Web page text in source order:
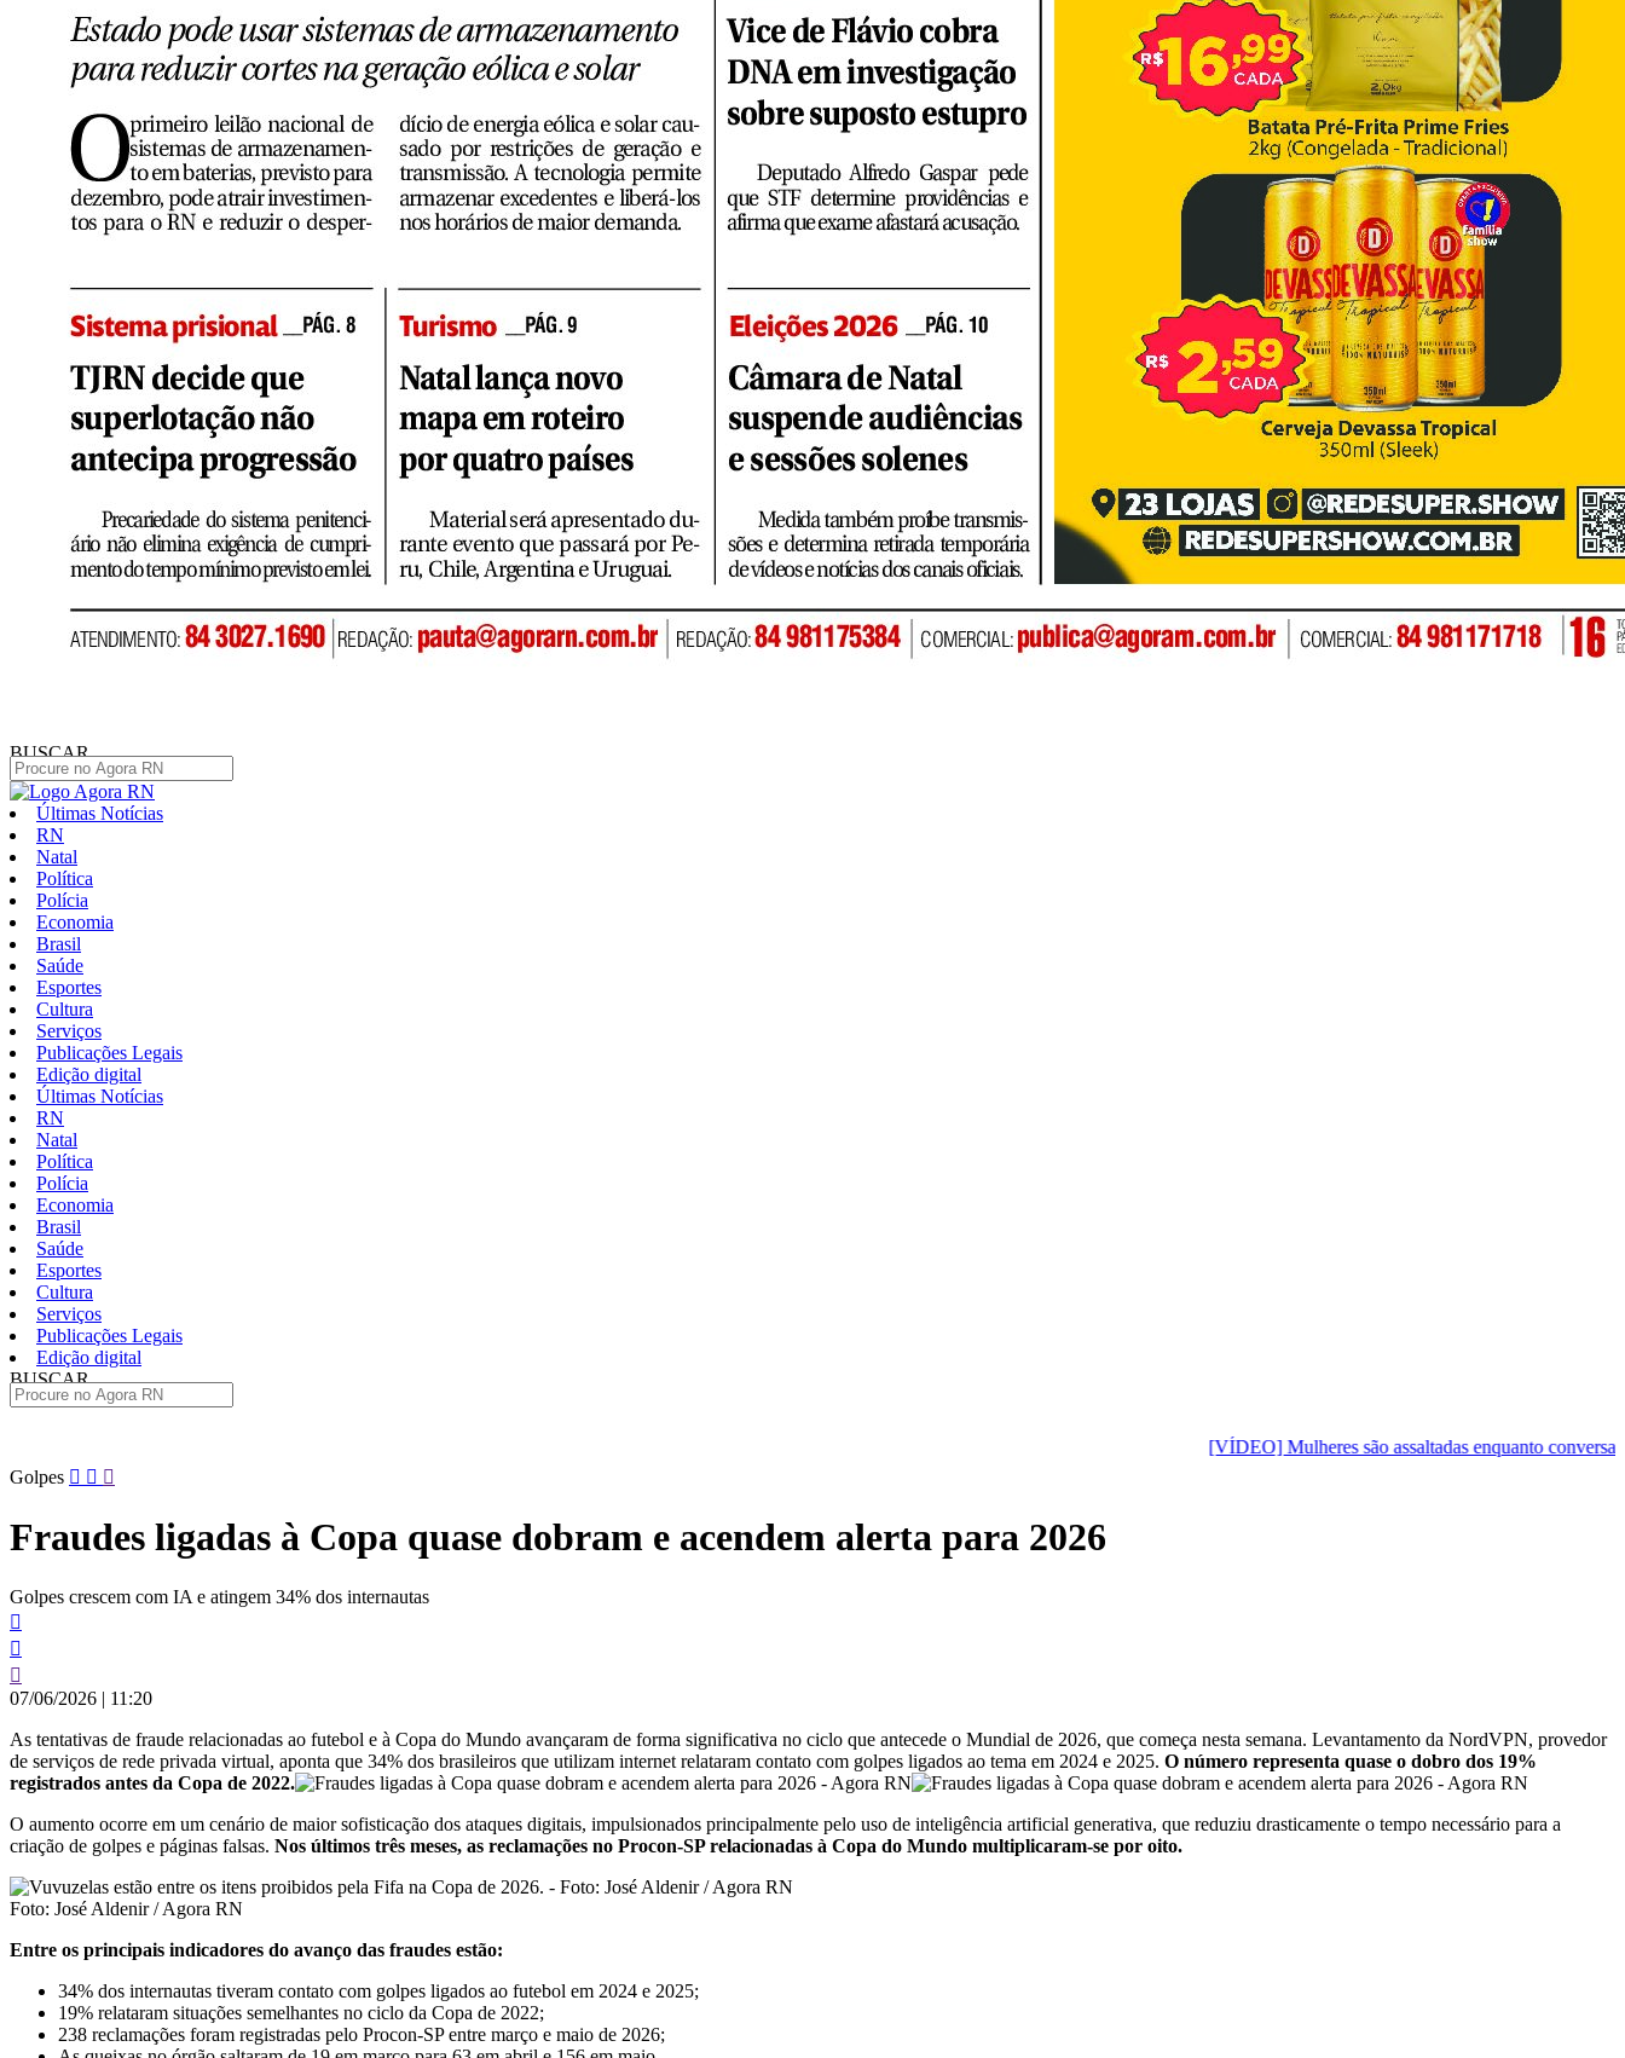
BUSCAR
Últimas Notícias
RN
Natal
Política
Polícia
Economia
Brasil
Saúde
Esportes
Cultura
Serviços
Publicações Legais
Edição digital
Últimas Notícias
RN
Natal
Política
Polícia
Economia
Brasil
Saúde
Esportes
Cultura
Serviços
Publicações Legais
Edição digital
BUSCAR
[VÍDEO] Mulheres são assaltadas enquanto conversavam na
Pular
para
conteúdo
Golpes
Fraudes ligadas à Copa quase dobram e acendem alerta para 2026
Golpes crescem com IA e atingem 34% dos internautas
07/06/2026 | 11:20
As tentativas de fraude relacionadas ao futebol e à Copa do Mundo avançaram de forma significativa no ciclo que antecede o Mundial de 2026, que começa nesta semana. Levantamento da NordVPN, provedor
de serviços de rede privada virtual, aponta que 34% dos brasileiros que utilizam internet relataram contato com golpes ligados ao tema em 2024 e 2025. O número representa quase o dobro dos 19%
registrados antes da Copa de 2022.
O aumento ocorre em um cenário de maior sofisticação dos ataques digitais, impulsionados principalmente pelo uso de inteligência artificial generativa, que reduziu drasticamente o tempo necessário para a
criação de golpes e páginas falsas. Nos últimos três meses, as reclamações no Procon-SP relacionadas à Copa do Mundo multiplicaram-se por oito.
Foto: José Aldenir / Agora RN
Entre os principais indicadores do avanço das fraudes estão:
34% dos internautas tiveram contato com golpes ligados ao futebol em 2024 e 2025;
19% relataram situações semelhantes no ciclo da Copa de 2022;
238 reclamações foram registradas pelo Procon-SP entre março e maio de 2026;